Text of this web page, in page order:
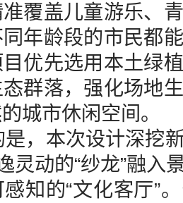
覆盖儿童游乐、
年龄段的市民都
优先选用本土绿
群落，强化场地
城市休闲空间。
，本次设计深挖
灵动的“纱龙”融
知的“文化客厅”